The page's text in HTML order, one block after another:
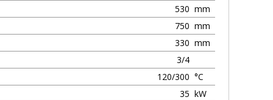
530 mm
750 mm
330 mm
3/4
120/300 °C
35 kW